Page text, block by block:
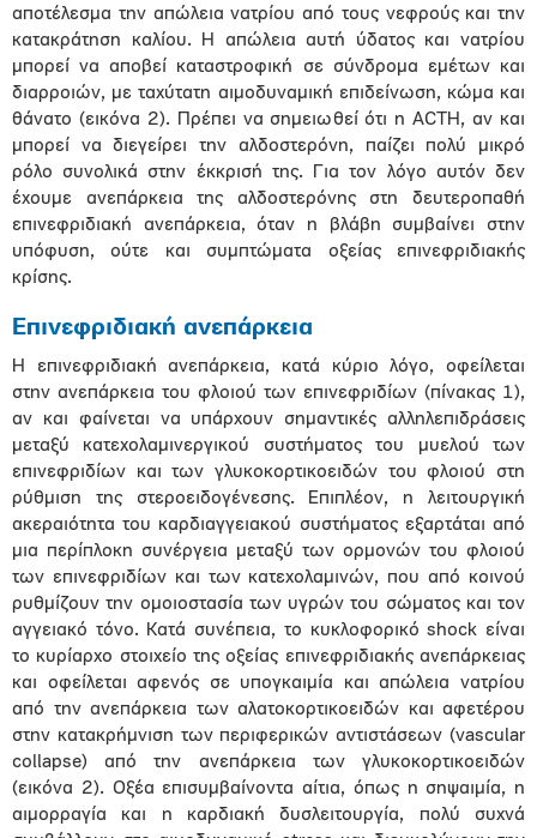
αποτέλεσμα την απώλεια νατρίου από τους νεφρούς και την
κατακράτηση καλίου. Η απώλεια αυτή ύδατος και νατρίου
μπορεί να αποβεί καταστροφική σε σύνδρομα εμέτων και
διαρροιών, με ταχύτατη αιμοδυναμική επιδείνωση, κώμα και
θάνατο (εικόνα 2). Πρέπει να σημειωθεί ότι η ACTH, αν και
μπορεί να διεγείρει την αλδοστερόνη, παίζει πολύ μικρό
ρόλο συνολικά στην έκκρισή της. Για τον λόγο αυτόν δεν
έχουμε ανεπάρκεια της αλδοστερόνης στη δευτεροπαθή
επινεφριδιακή ανεπάρκεια, όταν η βλάβη συμβαίνει στην
υπόφυση, ούτε και συμπτώματα οξείας επινεφριδιακής
κρίσης.
Επινεφριδιακή ανεπάρκεια
Η επινεφριδιακή ανεπάρκεια, κατά κύριο λόγο, οφείλεται
στην ανεπάρκεια του φλοιού των επινεφριδίων (πίνακας 1),
αν και φαίνεται να υπάρχουν σημαντικές αλληλεπιδράσεις
μεταξύ κατεχολαμινεργικού συστήματος του μυελού των
επινεφριδίων και των γλυκοκορτικοειδών του φλοιού στη
ρύθμιση της στεροειδογένεσης. Επιπλέον, η λειτουργική
ακεραιότητα του καρδιαγγειακού συστήματος εξαρτάται από
μια περίπλοκη συνέργεια μεταξύ των ορμονών του φλοιού
των επινεφριδίων και των κατεχολαμινών, που από κοινού
ρυθμίζουν την ομοιοστασία των υγρών του σώματος και τον
αγγειακό τόνο. Κατά συνέπεια, το κυκλοφορικό shock είναι
το κυρίαρχο στοιχείο της οξείας επινεφριδιακής ανεπάρκειας
και οφείλεται αφενός σε υπογκαιμία και απώλεια νατρίου
από την ανεπάρκεια των αλατοκορτικοειδών και αφετέρου
στην κατακρήμνιση των περιφερικών αντιστάσεων (vascular
collapse) από την ανεπάρκεια των γλυκοκορτικοειδών
(εικόνα 2). Οξέα επισυμβαίνοντα αίτια, όπως η σηψαιμία, η
αιμορραγία και η καρδιακή δυσλειτουργία, πολύ συχνά